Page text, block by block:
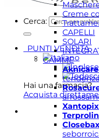
Cerca:
PUNTI VENDITA
Hai una farmacia?
Acquista
Creme
CAPELLI
SOLARI
GAMME
Aknicare